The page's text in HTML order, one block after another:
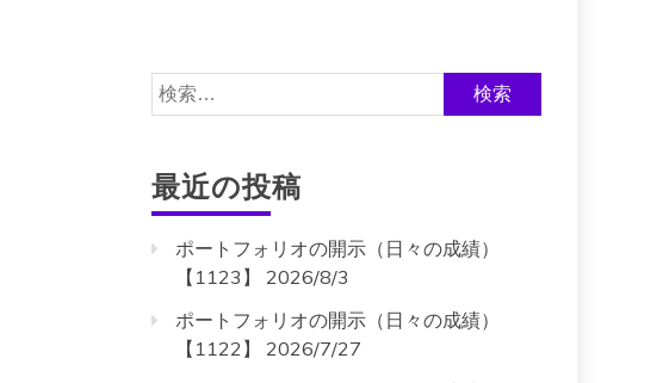
検
索:
最近の投稿
ポートフォリオの開示（日々の成績）
【1123】 2026/8/3
ポートフォリオの開示（日々の成績）
【1122】 2026/7/27